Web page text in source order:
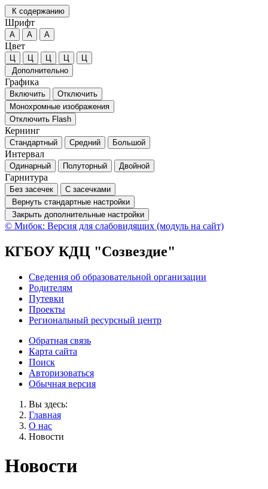
К содержанию
Шрифт
А А А
Цвет
Ц Ц Ц Ц
Ц
Дополнительно
Графика
Включить
Отключить
Монохромные изображения
Отключить Flash
Кернинг
Стандартный Средний Большой
Интервал
Одинарный Полуторный Двойной
Гарнитура
Без засечек
С засечками
Вернуть стандартные настройки
Закрыть дополнительные настройки
© Мибок: Версия для слабовидящих (модуль на сайт)
КГБОУ КДЦ "Созвездие"
Сведения об образовательной организации
Родителям
Путевки
Проекты
Региональный ресурсный центр
Обратная связь
Карта сайта
Поиск
Авторизоваться
Обычная версия
Вы здесь:
Главная
О нас
Новости
Новости